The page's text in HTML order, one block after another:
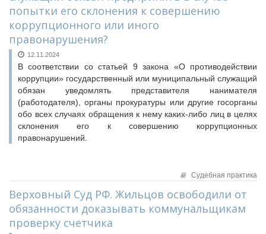
Конкурсы Совета
Семинары Совета
Издания Совета
Вопрос-ответ
ОКМО
Информационный бюллетень МСУ
НАСЕЛЕНИЕ И МСУ
Исполнительная дирекция
Палаты Совета
Комитеты Совета
Правление Совета
Обработка персональных данных
Партнеры Совета
Полезные ссылки
Инвестиционные порталы муниципальных образований
МЕТОДИЧЕСКИЙ РАЗДЕЛ
Опыт регионов
попытки его склонения к совершению
коррупционного или иного
правонарушения?
12.11.2024
В соответствии со статьей 9 закона «О противодействии
коррупции» государственный или муниципальный служащий
обязан уведомлять представителя нанимателя
(работодателя), органы прокуратуры или другие госорганы
обо всех случаях обращения к нему каких-либо лиц в целях
склонения его к совершению коррупционных
правонарушений.
Судебная практика
Верховный Суд РФ. Жильцов освободили от
обязанности доказывать коммунальщикам
проверку счетчика